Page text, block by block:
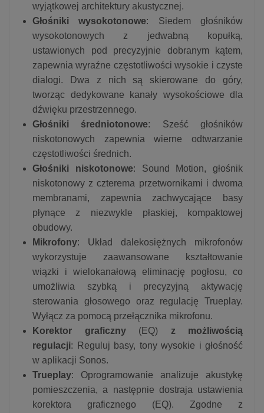
wyjątkowej architektury akustycznej.
Głośniki wysokotonowe: Siedem głośników
wysokotonowych z jedwabną kopułką,
ustawionych pod precyzyjnie dobranym kątem,
zapewnia wyraźne częstotliwości wysokie i czyste
dialogi. Dwa z nich są skierowane do góry,
tworząc dedykowane kanały wysokościowe dla
dźwięku przestrzennego.
Głośniki średniotonowe: Sześć głośników
niskotonowych zapewnia wierne odtwarzanie
częstotliwości średnich.
Głośniki niskotonowe: Sound Motion, głośnik
niskotonowy z czterema przetwornikami i dwoma
membranami, zapewnia zachwycające basy
płynące z niezwykle płaskiej, kompaktowej
obudowy.
Mikrofony: Układ dalekosiężnych mikrofonów
wykorzystuje zaawansowane kształtowanie
wiązki i wielokanałową eliminację pogłosu, co
umożliwia szybką i precyzyjną aktywację
sterowania głosowego oraz regulację Trueplay.
Wyłącz za pomocą przełącznika mikrofonu.
Korektor graficzny(EQ) z możliwością
regulacji: Reguluj basy, tony wysokie i głośność
w aplikacji Sonos.
Trueplay: Oprogramowanie analizuje akustykę
pomieszczenia, a następnie dostraja ustawienia
korektora graficznego (EQ). Zgodne z